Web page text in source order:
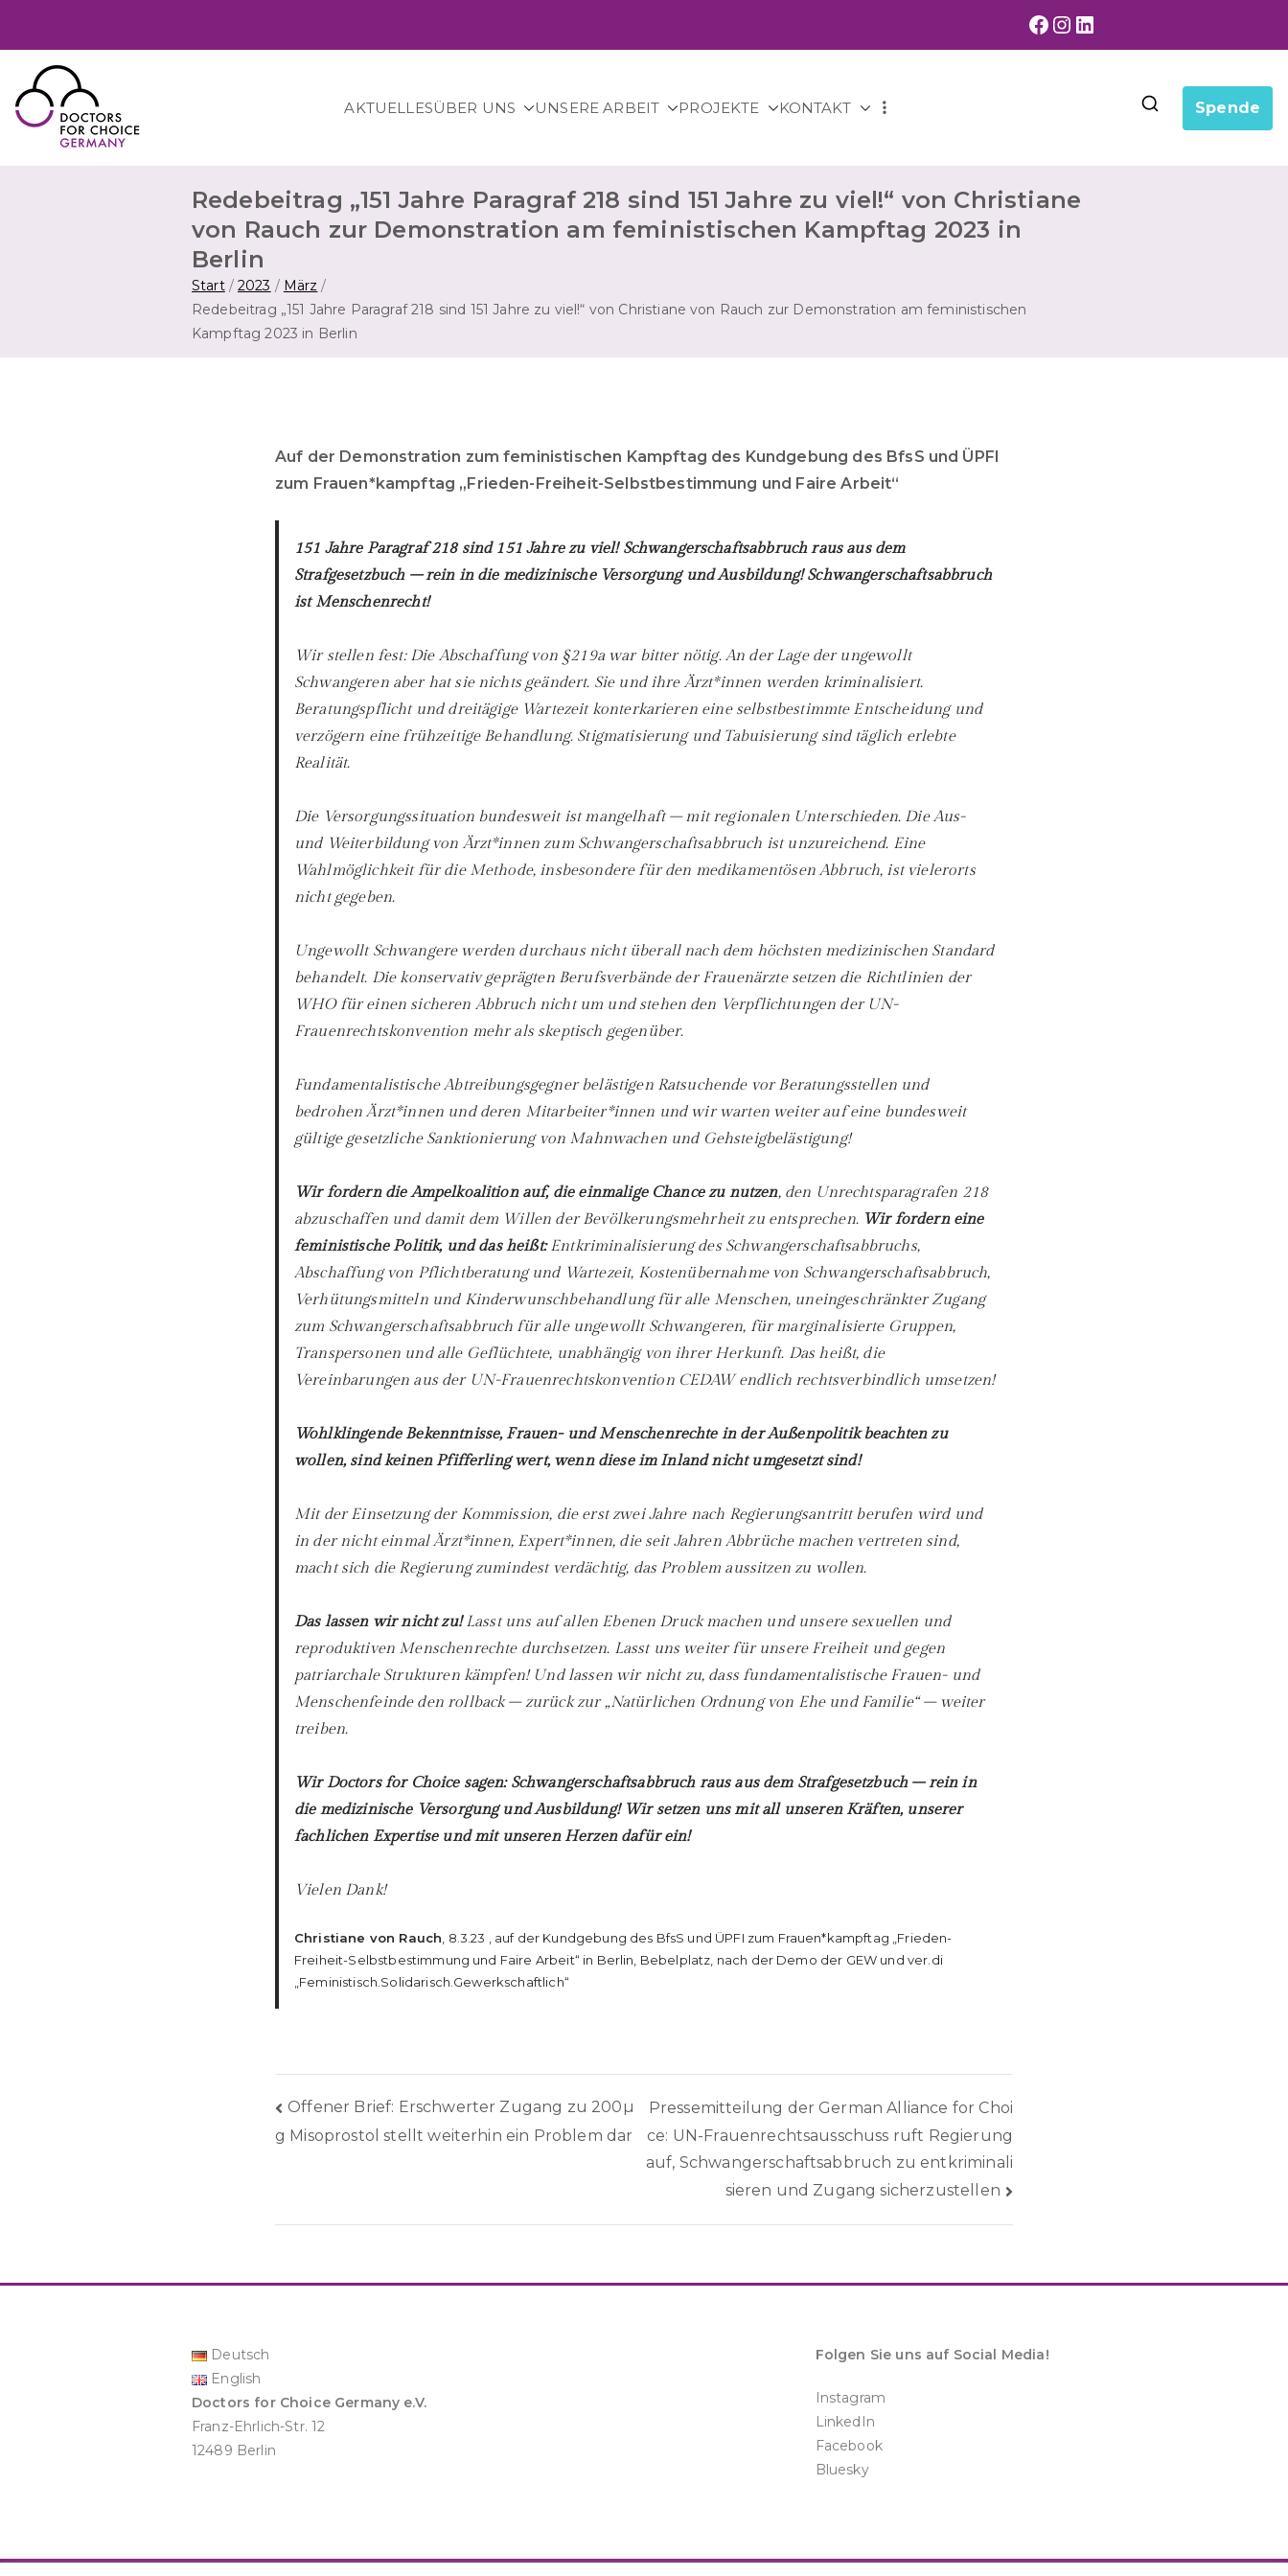
springen
Facebook
Instagram
LinkedIn
Doctors for Choice Germany
AKTUELLESÜBER UNS UNSERE ARBEIT PROJEKTE KONTAKT Spende
Redebeitrag „151 Jahre Paragraf 218 sind 151 Jahre zu viel!“ von Christiane
von Rauch zur Demonstration am feministischen Kampftag 2023 in
Berlin
Start 2023
März
Redebeitrag „151 Jahre Paragraf 218 sind 151 Jahre zu viel!“ von Christiane von Rauch zur Demonstration am feministischen
Kampftag 2023 in Berlin
Auf der Demonstration zum feministischen Kampftag des Kundgebung des BfsS und ÜPFI
zum Frauen*kampftag „Frieden-Freiheit-Selbstbestimmung und Faire Arbeit“
151 Jahre Paragraf 218 sind 151 Jahre zu viel! Schwangerschaftsabbruch raus aus dem
Strafgesetzbuch – rein in die medizinische Versorgung und Ausbildung! Schwangerschaftsabbruch
ist Menschenrecht!
Wir stellen fest: Die Abschaffung von §219a war bitter nötig. An der Lage der ungewollt
Schwangeren aber hat sie nichts geändert. Sie und ihre Ärzt*innen werden kriminalisiert.
Beratungspflicht und dreitägige Wartezeit konterkarieren eine selbstbestimmte Entscheidung und
verzögern eine frühzeitige Behandlung. Stigmatisierung und Tabuisierung sind täglich erlebte
Realität.
Die Versorgungssituation bundesweit ist mangelhaft – mit regionalen Unterschieden. Die Aus-
und Weiterbildung von Ärzt*innen zum Schwangerschaftsabbruch ist unzureichend. Eine
Wahlmöglichkeit für die Methode, insbesondere für den medikamentösen Abbruch, ist vielerorts
nicht gegeben.
Ungewollt Schwangere werden durchaus nicht überall nach dem höchsten medizinischen Standard
behandelt. Die konservativ geprägten Berufsverbände der Frauenärzte setzen die Richtlinien der
WHO für einen sicheren Abbruch nicht um und stehen den Verpflichtungen der UN-
Frauenrechtskonvention mehr als skeptisch gegenüber.
Fundamentalistische Abtreibungsgegner belästigen Ratsuchende vor Beratungsstellen und
bedrohen Ärzt*innen und deren Mitarbeiter*innen und wir warten weiter auf eine bundesweit
gültige gesetzliche Sanktionierung von Mahnwachen und Gehsteigbelästigung!
Wir fordern die Ampelkoalition auf, die einmalige Chance zu nutzen, den Unrechtsparagrafen 218
abzuschaffen und damit dem Willen der Bevölkerungsmehrheit zu entsprechen. Wir fordern eine
feministische Politik, und das heißt:Entkriminalisierung des Schwangerschaftsabbruchs,
Abschaffung von Pflichtberatung und Wartezeit, Kostenübernahme von Schwangerschaftsabbruch,
Verhütungsmitteln und Kinderwunschbehandlung für alle Menschen, uneingeschränkter Zugang
zum Schwangerschaftsabbruch für alle ungewollt Schwangeren, für marginalisierte Gruppen,
Transpersonen und alle Geflüchtete, unabhängig von ihrer Herkunft. Das heißt, die
Vereinbarungen aus der UN-Frauenrechtskonvention CEDAW endlich rechtsverbindlich umsetzen!
Wohlklingende Bekenntnisse, Frauen- und Menschenrechte in der Außenpolitik beachten zu
wollen, sind keinen Pfifferling wert, wenn diese im Inland nicht umgesetzt sind!
Mit der Einsetzung der Kommission, die erst zwei Jahre nach Regierungsantritt berufen wird und
in der nicht einmal Ärzt*innen, Expert*innen, die seit Jahren Abbrüche machen vertreten sind,
macht sich die Regierung zumindest verdächtig, das Problem aussitzen zu wollen.
Das lassen wir nicht zu!Lasst uns auf allen Ebenen Druck machen und unsere sexuellen und
reproduktiven Menschenrechte durchsetzen. Lasst uns weiter für unsere Freiheit und gegen
patriarchale Strukturen kämpfen! Und lassen wir nicht zu, dass fundamentalistische Frauen- und
Menschenfeinde den rollback – zurück zur „Natürlichen Ordnung von Ehe und Familie“ – weiter
treiben.
Wir Doctors for Choice sagen: Schwangerschaftsabbruch raus aus dem Strafgesetzbuch – rein in
die medizinische Versorgung und Ausbildung! Wir setzen uns mit all unseren Kräften, unserer
fachlichen Expertise und mit unseren Herzen dafür ein!
Vielen Dank!
Christiane von Rauch , 8.3.23 , auf der Kundgebung des BfsS und ÜPFI zum Frauen*kampftag „Frieden-
Freiheit-Selbstbestimmung und Faire Arbeit“ in Berlin, Bebelplatz, nach der Demo der GEW und ver.di
„Feministisch.Solidarisch.Gewerkschaftlich“
Beitragsnavigation
Offener Brief: Erschwerter Zugang zu 200µ
g Misoprostol stellt weiterhin ein Problem dar
Pressemitteilung der German Alliance for Choi
ce: UN-Frauenrechtsausschuss ruft Regierung
auf, Schwangerschaftsabbruch zu entkriminali
sieren und Zugang sicherzustellen
Deutsch
English
Doctors for Choice Germany e.V.
Franz-Ehrlich-Str. 12
12489 Berlin
Folgen Sie uns auf Social Media!
Instagram
LinkedIn
Facebook
Bluesky